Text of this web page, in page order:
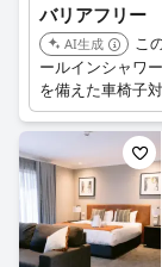
バリアフリー
AI生成
こ
ールインシャワ
を備えた車椅子
階にあり、近く